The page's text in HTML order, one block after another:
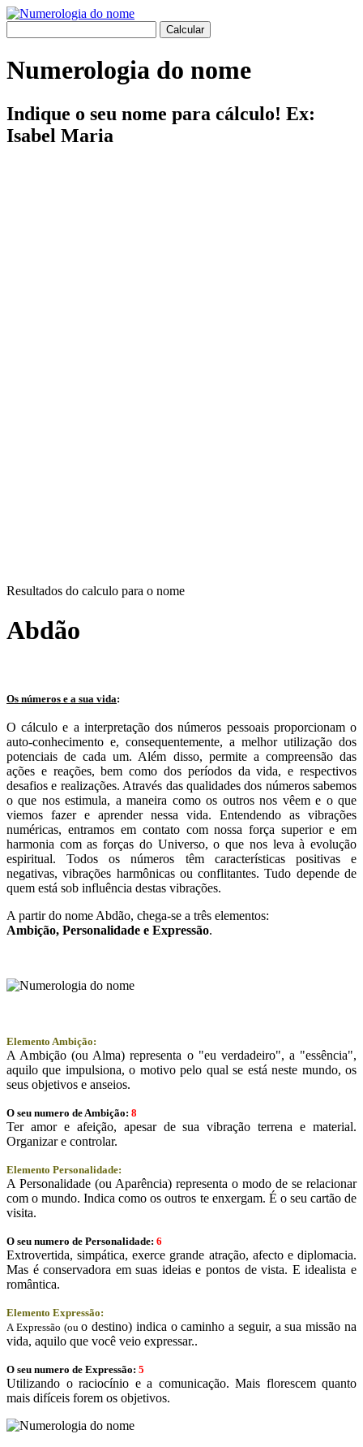
Numerologia do nome
Indique o seu nome para cálculo! Ex:
Isabel Maria
Resultados do calculo para o nome
Abdão
Os números e a sua vida:
O cálculo e a interpretação dos números pessoais proporcionam o
auto-conhecimento e, consequentemente, a melhor utilização dos
potenciais de cada um. Além disso, permite a compreensão das
ações e reações, bem como dos períodos da vida, e respectivos
desafios e realizações. Através das qualidades dos números sabemos
o que nos estimula, a maneira como os outros nos vêem e o que
viemos fazer e aprender nessa vida. Entendendo as vibrações
numéricas, entramos em contato com nossa força superior e em
harmonia com as forças do Universo, o que nos leva à evolução
espiritual. Todos os números têm características positivas e
negativas, vibrações harmônicas ou conflitantes. Tudo depende de
quem está sob influência destas vibrações.
A partir do nome Abdão, chega-se a três elementos:
Ambição, Personalidade e Expressão.
Elemento Ambição:
A Ambição (ou Alma) representa o "eu verdadeiro", a "essência",
aquilo que impulsiona, o motivo pelo qual se está neste mundo, os
seus objetivos e anseios.
O seu numero de Ambição: 8
Ter amor e afeição, apesar de sua vibração terrena e material.
Organizar e controlar.
Elemento Personalidade:
A Personalidade (ou Aparência) representa o modo de se relacionar
com o mundo. Indica como os outros te enxergam. É o seu cartão de
visita.
O seu numero de Personalidade: 6
Extrovertida, simpática, exerce grande atração, afecto e diplomacia.
Mas é conservadora em suas ideias e pontos de vista. E idealista e
romântica.
Elemento Expressão:
A Expressão (ouo destino) indica o caminho a seguir, a sua missão na
vida, aquilo que você veio expressar..
O seu numero de Expressão: 5
Utilizando o raciocínio e a comunicação. Mais florescem quanto
mais difíceis forem os objetivos.